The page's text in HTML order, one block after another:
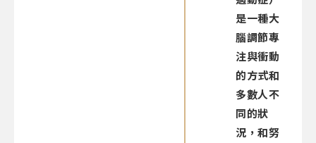
是一種大
腦調節專
注與衝動
的方式和
多數人不
同的狀
況，和努